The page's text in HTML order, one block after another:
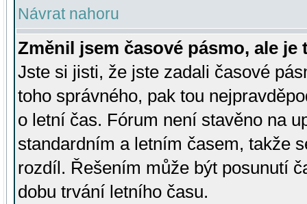
Návrat nahoru
Změnil jsem časové pásmo, ale je
Jste si jisti, že jste zadali časové
toho správného, pak tou
o letní čas. Fórum není stavěno na
standardním a letním časem, takže
rozdíl. Řešením může být posunutí
dobu trvání letního času.